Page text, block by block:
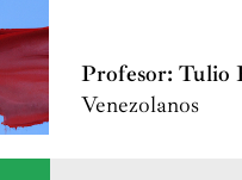
Profesor: Tulio
Venezolanos